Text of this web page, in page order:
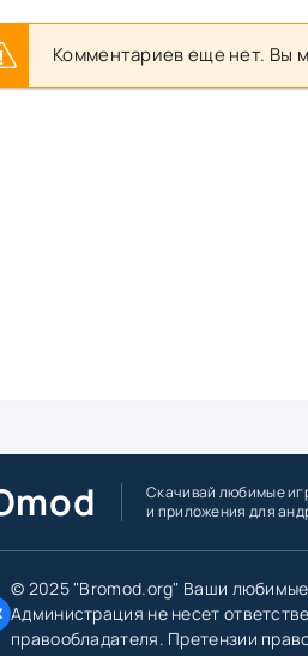
Комментариев еще нет. Вы
Скачивай любимые
и приложения для
© 2025 "Bromod.org" Ваши
Администрация не несет
правообладателя. Претензии